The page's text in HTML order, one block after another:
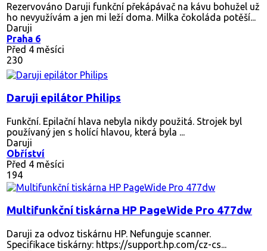
Rezervováno Daruji funkční překápávač na kávu bohužel už
ho nevyužívám a jen mi leží doma. Milka čokoláda potěší...
Daruji
Praha 6
Před 4 měsíci
230
Daruji epilátor Philips
Funkční. Epilační hlava nebyla nikdy použitá. Strojek byl
používaný jen s holící hlavou, která byla ...
Daruji
Obříství
Před 4 měsíci
194
Multifunkční tiskárna HP PageWide Pro 477dw
Daruji za odvoz tiskárnu HP. Nefunguje scanner.
Specifikace tiskárny: https://support.hp.com/cz-cs...